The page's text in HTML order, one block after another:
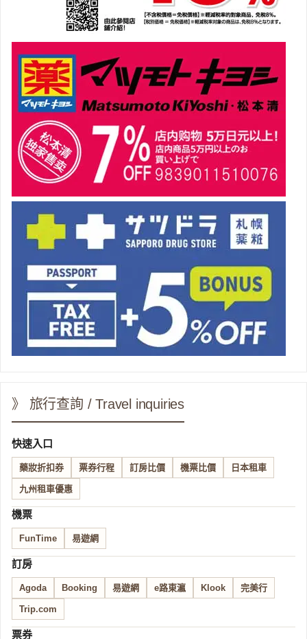
》 旅行查詢 / Travel inquiries
快速入口
藥妝折扣券 票券行程 訂房比價 機票比價 日本租車
九州租車優惠
機票
FunTime 易遊網
訂房
Agoda Booking 易遊網 e路東瀛 Klook 完美行
Trip.com
票券